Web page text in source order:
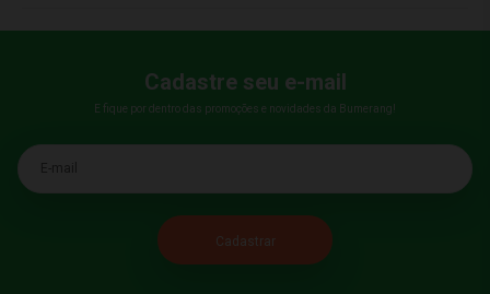
Cadastre seu e-mail
E fique por dentro das promoções e novidades da Bumerang!
E-mail